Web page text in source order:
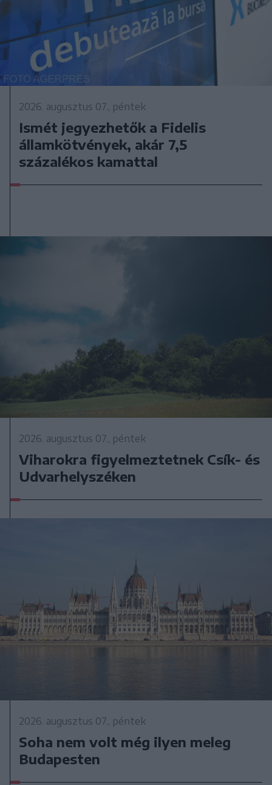
2026. augusztus 07., péntek
Ismét jegyezhetők a Fidelis
államkötvények, akár 7,5
százalékos kamattal
2026. augusztus 07., péntek
Viharokra figyelmeztetnek Csík- és
Udvarhelyszéken
2026. augusztus 07., péntek
Soha nem volt még ilyen meleg
Budapesten